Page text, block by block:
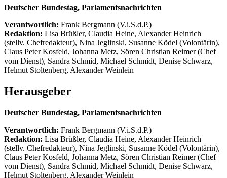
Deutscher Bundestag, Parlamentsnachrichten
Verantwortlich: Frank Bergmann (V.i.S.d.P.)
Redaktion: Lisa Brüßler, Claudia Heine, Alexander Heinrich
(stellv. Chefredakteur), Nina Jeglinski, Susanne Ködel (Volontärin),
Claus Peter Kosfeld, Johanna Metz, Sören Christian Reimer (Chef
vom Dienst), Sandra Schmid, Michael Schmidt, Denise Schwarz,
Helmut Stoltenberg, Alexander Weinlein
Herausgeber
Deutscher Bundestag, Parlamentsnachrichten
Verantwortlich: Frank Bergmann (V.i.S.d.P.)
Redaktion: Lisa Brüßler, Claudia Heine, Alexander Heinrich
(stellv. Chefredakteur), Nina Jeglinski, Susanne Ködel (Volontärin),
Claus Peter Kosfeld, Johanna Metz, Sören Christian Reimer (Chef
vom Dienst), Sandra Schmid, Michael Schmidt, Denise Schwarz,
Helmut Stoltenberg, Alexander Weinlein